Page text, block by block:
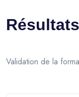
Résultats
Validation de la